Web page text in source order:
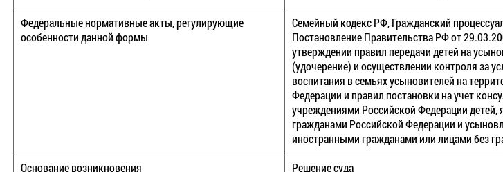
Федеральные нормативные акты, регулирующие
особенности данной формы
Семейный кодекс РФ, Гражданский
Постановление Правительства РФ от
утверждении правил передачи детей на
(удочерение) и осуществлении контроля за
воспитания в семьях усыновителей на
Федерации и правил постановки на учет
учреждениями Российской Федерации
гражданами Российской Федерации и
иностранными гражданами или лицами без
Основание возникновения Решение суда